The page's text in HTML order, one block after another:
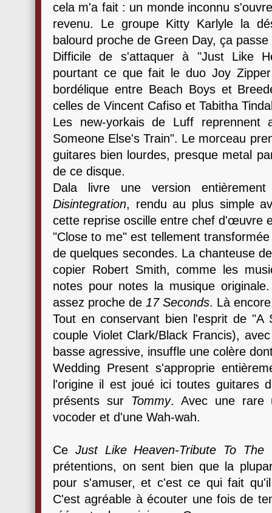
cela m'a fait : un monde inconnu
revenu. Le groupe Kitty Karlyle la
balourd proche de Green Day, ça
Difficile de s'attaquer à "Just Like
pourtant ce que fait le duo Joy
bordélique entre Beach Boys et
celles de Vincent Cafiso et Tabitha
Les new-yorkais de Luff reprennent
Someone Else's Train". Le morceau
guitares bien lourdes, presque metal
de ce disque.
Dala livre une version
Disintegration, rendu au plus simple
cette reprise oscille entre chef d'œuvre
"Close to me" est tellement
de quelques secondes. La chanteuse
copier Robert Smith, comme les
notes pour notes la musique
assez proche de 17 Seconds. Là
Tout en conservant bien l'esprit de "A
couple Violet Clark/Black Francis),
basse agressive, insuffle une colère
Wedding Present s'approprie
l'origine il est joué ici toutes guitares
présents sur Tommy. Avec une rare
vocoder et d'une Wah-wah.
Ce Just Like Heaven-Tribute To The
prétentions, on sent bien que la
pour s'amuser, et c'est ce qui fait
C'est agréable à écouter une fois de